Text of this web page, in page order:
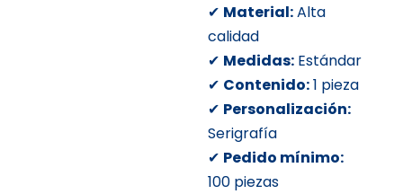
✔ Material:Alta
calidad
✔ Medidas: Estándar
✔ Contenido:1 pieza
✔ Personalización:
Serigrafía
✔ Pedido mínimo:
100 piezas